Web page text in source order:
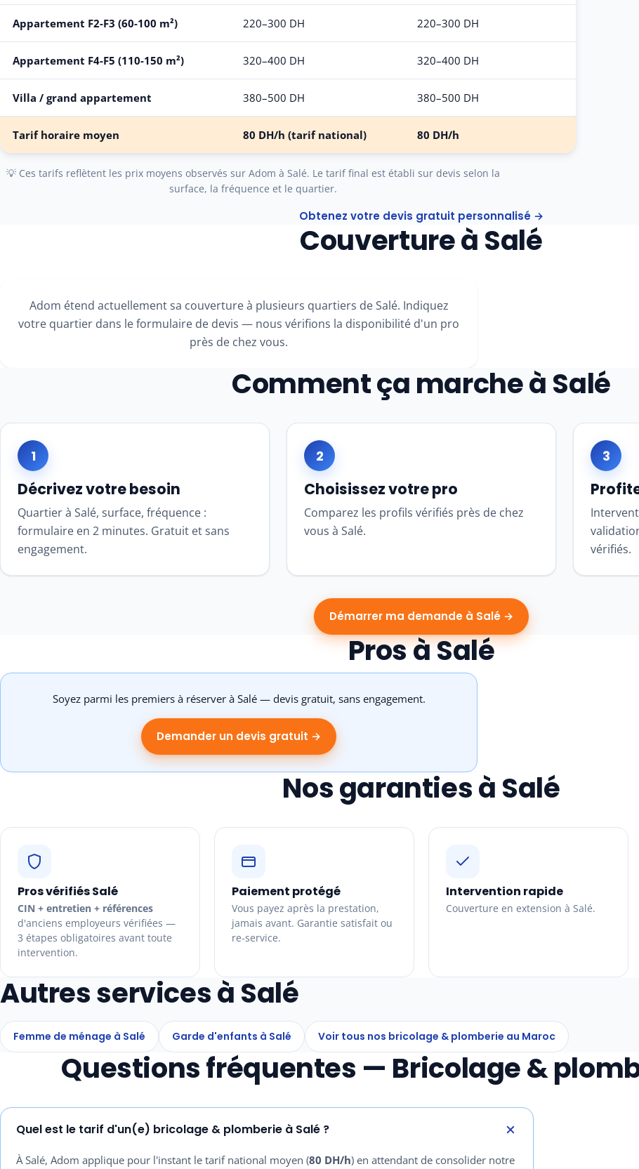
Appartement F2-F3 (60-100 m²) 220–300 DH 220–300 DH
Appartement F4-F5 (110-150 m²) 320–400 DH 320–400 DH
Villa / grand appartement 380–500 DH 380–500 DH
Tarif horaire moyen 80 DH/h (tarif national) 80 DH/h
💡 Ces tarifs reflètent les prix moyens observés sur Adom à Salé. Le tarif final est établi sur devis selon la
surface, la fréquence et le quartier.
Obtenez votre devis gratuit personnalisé →
Couverture à Salé
Adom étend actuellement sa couverture à plusieurs quartiers de Salé. Indiquez
votre quartier dans le formulaire de devis — nous vérifions la disponibilité d'un pro
près de chez vous.
Comment ça marche à Salé
1
Décrivez votre besoin
Quartier à Salé, surface, fréquence :
formulaire en 2 minutes. Gratuit et sans
engagement.
2
Choisissez votre pro
Comparez les profils vérifiés près de chez
vous à Salé.
3
vérifiés.
Démarrer ma demande à Salé →
Pros à Salé
Soyez parmi les premiers à réserver à Salé — devis gratuit, sans engagement.
Demander un devis gratuit →
Nos garanties à Salé
Pros vérifiés Salé
CIN + entretien + références
d'anciens employeurs vérifiées —
3 étapes obligatoires avant toute
intervention.
Paiement protégé
Vous payez après la prestation,
jamais avant. Garantie satisfait ou
re-service.
Intervention rapide
Couverture en extension à Salé.
Autres services à Salé
Femme de ménage à Salé Garde d'enfants à Salé Voir tous nos bricolage & plomberie au Maroc
Questions fréquentes — Bricolage &
Quel est le tarif d'un(e) bricolage & plomberie à Salé ?
À Salé, Adom applique pour l'instant le tarif national moyen (80 DH/h) en attendant de consolider notre